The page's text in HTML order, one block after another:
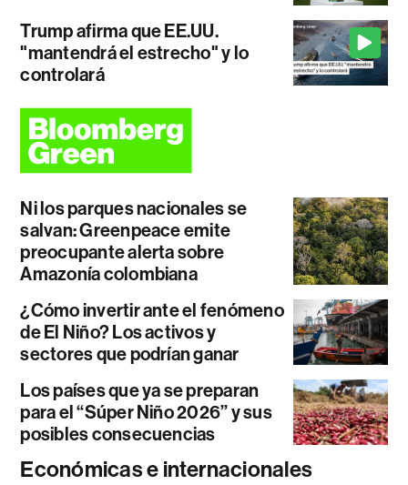
Trump afirma que EE.UU.
"mantendrá el estrecho" y lo
controlará
Ni los parques nacionales se
salvan: Greenpeace emite
preocupante alerta sobre
Amazonía colombiana
¿Cómo invertir ante el fenómeno
de El Niño? Los activos y
sectores que podrían ganar
Los países que ya se preparan
para el “Súper Niño 2026” y sus
posibles consecuencias
Económicas e internacionales